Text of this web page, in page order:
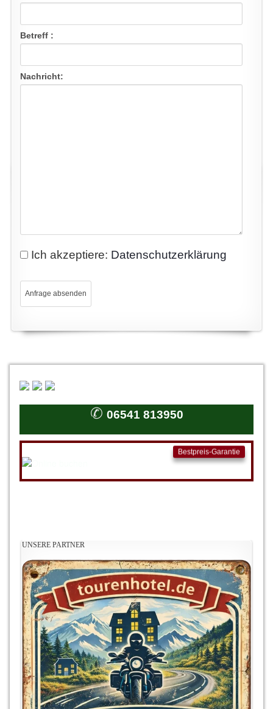
✆ 06541 813950
Bestpreis-Garantie
UNSERE PARTNER
Betreff :
Nachricht:
Ich akzeptiere: Datenschutzerklärung